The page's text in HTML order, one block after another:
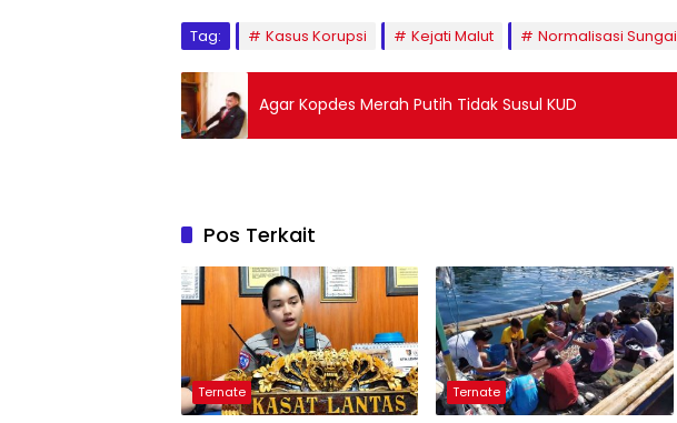
Tag: Kasus Korupsi Kejati Malut Normalisasi Sungai
Agar Kopdes Merah Putih Tidak Susul KUD
Pos Terkait
Ternate Ternate